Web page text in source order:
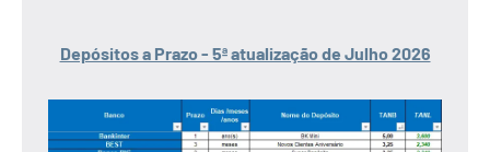
Depósitos a Prazo - 5ª atualização de Julho 2026